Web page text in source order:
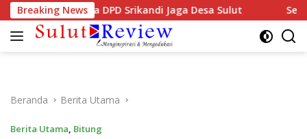
Langsung
ke
konten
Breaking News
Musda DPD Srikandi Jaga Desa Sulut Semarak
Beranda Berita Utama
Berita Utama, Bitung